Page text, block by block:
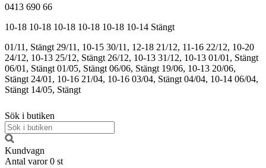
0413 690 66
10-18 10-18 10-18 10-18 10-18 10-14 Stängt
01/11, Stängt 29/11, 10-15 30/11, 12-18 21/12, 11-16 22/12, 10-20
24/12, 10-13 25/12, Stängt 26/12, 10-13 31/12, 10-13 01/01, Stängt
06/01, Stängt 01/05, Stängt 06/06, Stängt 19/06, 10-13 20/06,
Stängt 24/01, 10-16 21/04, 10-16 03/04, Stängt 04/04, 10-14 06/04,
Stängt 14/05, Stängt
Sök i butiken
Kundvagn
Antal varor 0 st